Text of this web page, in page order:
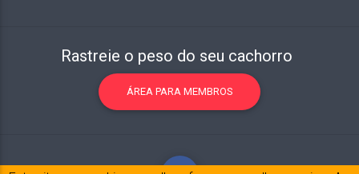
Rastreie o peso do seu cachorro
ÁREA PARA MEMBROS